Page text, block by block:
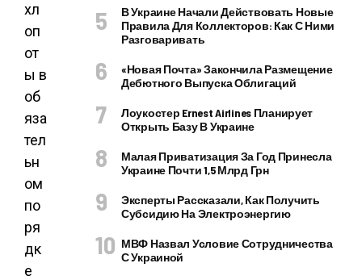
хл
оп
от
ы в
об
яза
тел
ьн
ом
по
ря
дк
е
В Украине Начали Действовать Новые
Правила Для Коллекторов: Как С Ними
Разговаривать
«Новая Почта» Закончила Размещение
Дебютного Выпуска Облигаций
Лоукостер Ernest Airlines Планирует
Открыть Базу В Украине
Малая Приватизация За Год Принесла
Украине Почти 1,5 Млрд Грн
Эксперты Рассказали, Как Получить
Субсидию На Электроэнергию
МВФ Назвал Условие Сотрудничества
С Украиной